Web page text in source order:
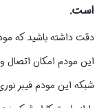
است.